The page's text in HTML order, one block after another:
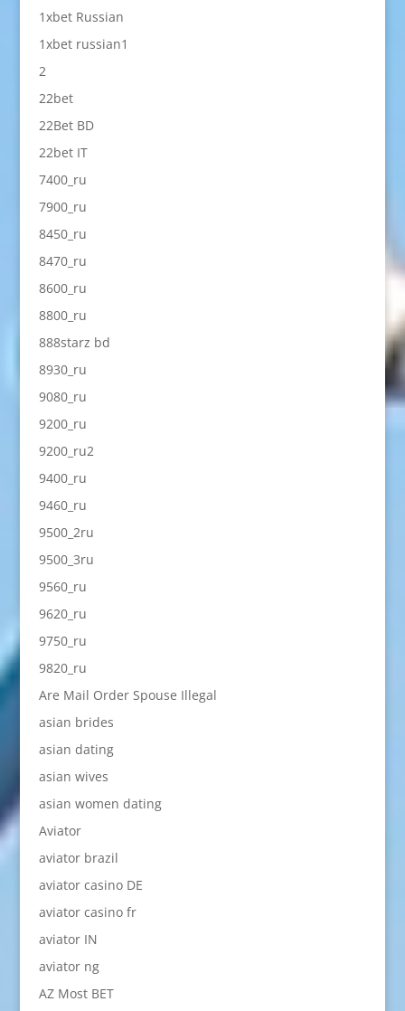
1xbet Russian
1xbet russian1
2
22bet
22Bet BD
22bet IT
7400_ru
7900_ru
8450_ru
8470_ru
8600_ru
8800_ru
888starz bd
8930_ru
9080_ru
9200_ru
9200_ru2
9400_ru
9460_ru
9500_2ru
9500_3ru
9560_ru
9620_ru
9750_ru
9820_ru
Are Mail Order Spouse Illegal
asian brides
asian dating
asian wives
asian women dating
Aviator
aviator brazil
aviator casino DE
aviator casino fr
aviator IN
aviator ng
AZ Most BET